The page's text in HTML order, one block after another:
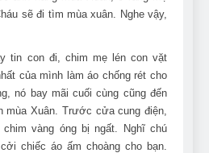
sẽ đi tìm mùa xuân. Nghe vậy,
tin con đi, chim mẹ lén con vặt
của mình làm áo chống rét cho
nó bay mãi cuối cùng cũng đến
mùa Xuân. Trước cửa cung điện,
vàng óng bị ngất. Nghĩ chú
chiếc áo ấm choàng cho bạn.